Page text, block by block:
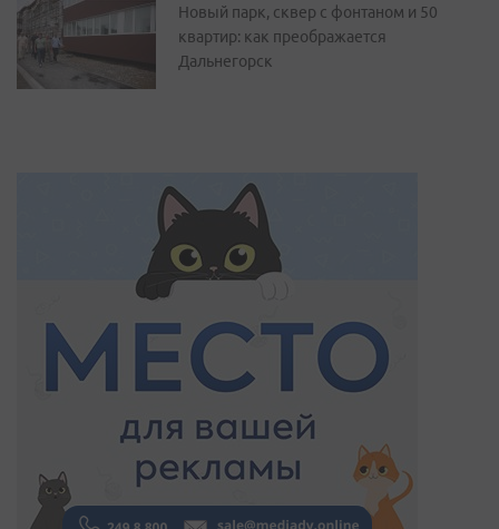
Новый парк, сквер с фонтаном и 50
квартир: как преображается
Дальнегорск